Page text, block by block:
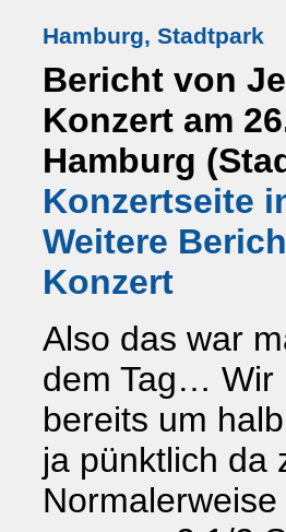
Hamburg, Stadtpark
Bericht von
Konzert am
Hamburg
Konzertseite
Weitere
Konzert
Also das war
dem Tag… Wir
bereits um
ja pünktlich da